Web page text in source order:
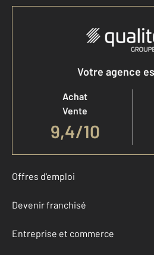
Votre agence
Achat
Vente
9,4/10
Offres d'emploi
Devenir franchisé
Entreprise et commerce